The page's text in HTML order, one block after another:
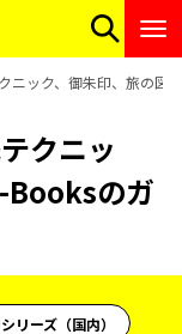
ニック、御朱印、旅の図
クニッ
Booksのガ
リーズ（国内）